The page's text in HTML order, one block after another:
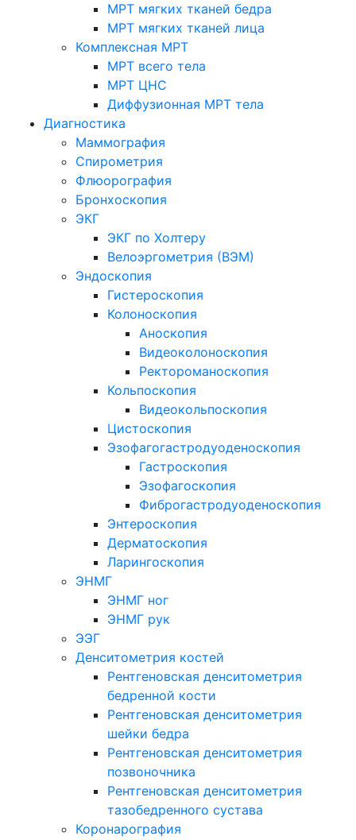
МРТ мягких тканей бедра
МРТ мягких тканей лица
Комплексная МРТ
МРТ всего тела
МРТ ЦНС
Диффузионная МРТ тела
Диагностика
Маммография
Спирометрия
Флюорография
Бронхоскопия
ЭКГ
ЭКГ по Холтеру
Велоэргометрия (ВЭМ)
Эндоскопия
Гистероскопия
Колоноскопия
Аноскопия
Видеоколоноскопия
Ректороманоскопия
Кольпоскопия
Видеокольпоскопия
Цистоскопия
Эзофагогастродуоденоскопия
Гастроскопия
Эзофагоскопия
Фиброгастродуоденоскопия
Энтероскопия
Дерматоскопия
Ларингоскопия
ЭНМГ
ЭНМГ ног
ЭНМГ рук
ЭЭГ
Денситометрия костей
Рентгеновская денситометрия
бедренной кости
Рентгеновская денситометрия
шейки бедра
Рентгеновская денситометрия
позвоночника
Рентгеновская денситометрия
тазобедренного сустава
Коронарография